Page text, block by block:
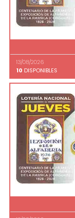
13/08/2026
10 DISPONIBLES